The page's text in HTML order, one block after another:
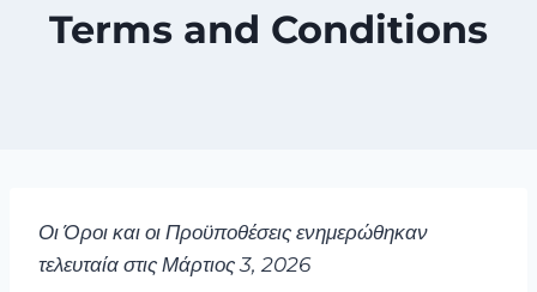
Terms and Conditions
Οι Όροι και οι Προϋποθέσεις ενημερώθηκαν
τελευταία στις Μάρτιος 3, 2026